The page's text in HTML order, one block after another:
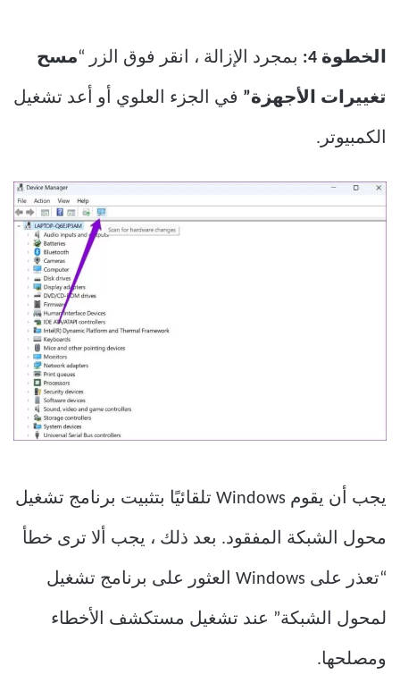
الخطوة 4: بمجرد الإزالة ، انقر فوق الزر “مسح
تغييرات الأجهزة” في الجزء العلوي أو أعد تشغيل
الكمبيوتر.
يجب أن يقوم Windows تلقائيًا بتثبيت برنامج تشغيل
محول الشبكة المفقود. بعد ذلك ، يجب ألا ترى خطأ
“تعذر على Windows العثور على برنامج تشغيل
لمحول الشبكة” عند تشغيل مستكشف الأخطاء
ومصلحها.